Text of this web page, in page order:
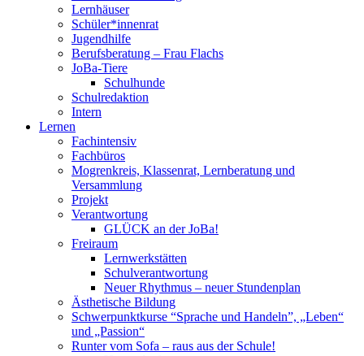
Lernhäuser
Schüler*innenrat
Jugendhilfe
Berufsberatung – Frau Flachs
JoBa-Tiere
Schulhunde
Schulredaktion
Intern
Lernen
Fachintensiv
Fachbüros
Mogrenkreis, Klassenrat, Lernberatung und
Versammlung
Projekt
Verantwortung
GLÜCK an der JoBa!
Freiraum
Lernwerkstätten
Schulverantwortung
Neuer Rhythmus – neuer Stundenplan
Ästhetische Bildung
Schwerpunktkurse “Sprache und Handeln”, „Leben“
und „Passion“
Runter vom Sofa – raus aus der Schule!